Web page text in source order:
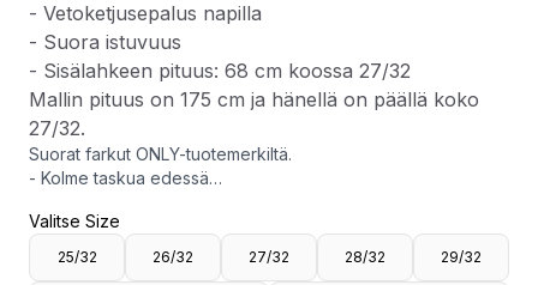
- Vetoketjusepalus napilla
- Suora istuvuus
- Sisälahkeen pituus: 68 cm koossa 27/32
Mallin pituus on 175 cm ja hänellä on päällä koko
27/32.
Suorat farkut ONLY-tuotemerkiltä.
- Kolme taskua edessä
- Vetoketjusepalus napilla
- Suora istuvuus
- Sisälahkeen pituus: 68 cm koossa 27/32
Valitse Size
25/32 26/32 27/32 28/32 29/32